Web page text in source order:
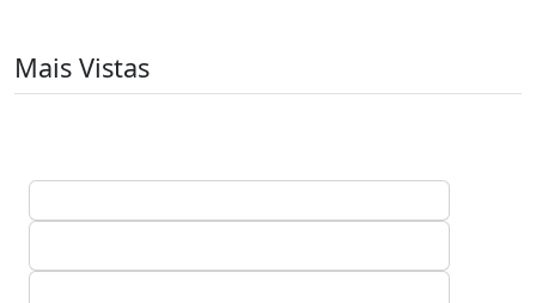
Mais Vistas